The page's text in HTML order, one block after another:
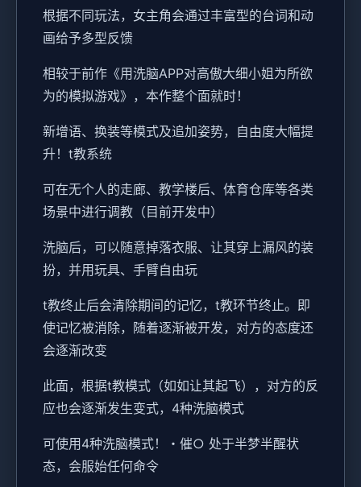
根据不同玩法，女主角会通过丰富型的台词和动
画给予多型反馈
相较于前作《用洗脑APP对高傲大细小姐为所欲
为的模拟游戏》，本作整个面就时！
新增语、换装等模式及追加姿势，自由度大幅提
升！t教系统
可在无个人的走廊、教学楼后、体育仓库等各类
场景中进行调教（目前开发中）
洗脑后，可以随意掉落衣服、让其穿上漏风的装
扮，并用玩具、手臂自由玩
t教终止后会清除期间的记忆，t教环节终止。即
使记忆被消除，随着逐渐被开发，对方的态度还
会逐渐改变
此面，根据t教模式（如如让其起飞），对方的反
应也会逐渐发生变式，4种洗脑模式
可使用4种洗脑模式！・催○ 处于半梦半醒状
态，会服始任何命令